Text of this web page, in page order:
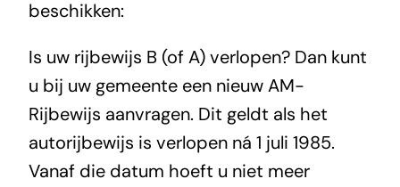
beschikken:
Is uw rijbewijs B (of A) verlopen? Dan kunt
u bij uw gemeente een nieuw AM-
Rijbewijs aanvragen. Dit geldt als het
autorijbewijs is verlopen ná 1 juli 1985.
Vanaf die datum hoeft u niet meer